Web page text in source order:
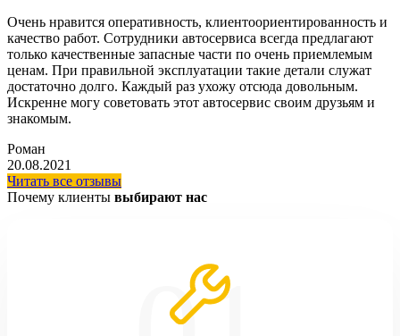
Очень нравится оперативность, клиентоориентированность и
качество работ. Сотрудники автосервиса всегда предлагают
только качественные запасные части по очень приемлемым
ценам. При правильной эксплуатации такие детали служат
достаточно долго. Каждый раз ухожу отсюда довольным.
Искренне могу советовать этот автосервис своим друзьям и
знакомым.
Роман
20.08.2021
Читать все отзывы
Почему клиенты выбирают нас